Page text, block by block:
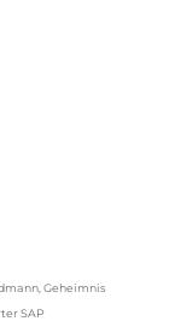
,Geheimnis
SAP